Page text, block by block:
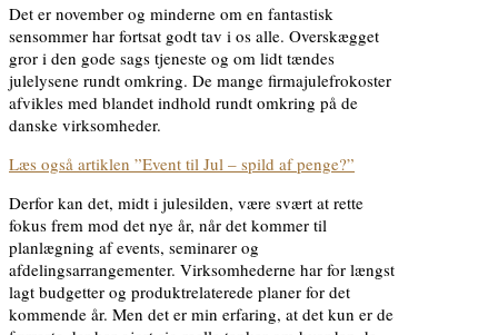
Det er november og minderne om en fantastisk
sensommer har fortsat godt tav i os alle. Overskægget
gror i den gode sags tjeneste og om lidt tændes
julelysene rundt omkring. De mange firmajulefrokoster
afvikles med blandet indhold rundt omkring på de
danske virksomheder.
Læs også artiklen ”Event til Jul – spild af penge?”
Derfor kan det, midt i julesilden, være svært at rette
fokus frem mod det nye år, når det kommer til
planlægning af events, seminarer og
afdelingsarrangementer. Virksomhederne har for længst
lagt budgetter og produktrelaterede planer for det
kommende år. Men det er min erfaring, at det kun er de